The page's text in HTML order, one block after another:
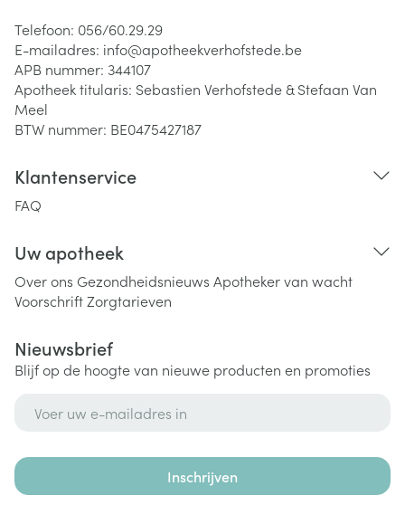
Telefoon: 056/60.29.29
E-mailadres: info@apotheekverhofstede.be
APB nummer: 344107
Apotheek titularis: Sebastien Verhofstede & Stefaan Van
Meel
BTW nummer: BE0475427187
Klantenservice
FAQ
Uw apotheek
Over ons Gezondheidsnieuws Apotheker van wacht
VoorschriftZorgtarieven
Nieuwsbrief
Blijf op de hoogte van nieuwe producten en promoties
Inschrijven